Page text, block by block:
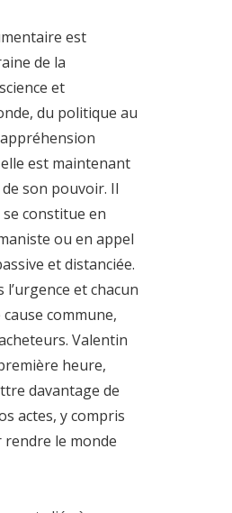
est
de la
et
du politique au
est maintenant
son pouvoir. Il
se constitue en
ou en appel
et distanciée.
et chacun
commune,
Valentin
heure,
davantage de
actes, y compris
le monde